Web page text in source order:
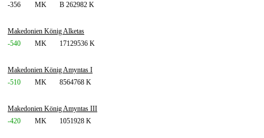
-356
MK B 262982 K
Makedonien König Alketas
-540
MK 17129536 K
Makedonien König Amyntas I
-510
MK 8564768 K
Makedonien König Amyntas III
-420
MK 1051928 K